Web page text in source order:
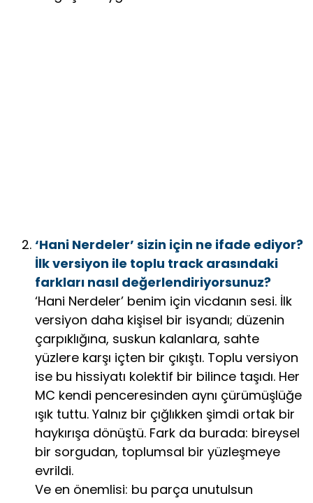
‘Hani Nerdeler’ sizin için ne ifade ediyor?
İlk versiyon ile toplu track arasındaki
farkları nasıl değerlendiriyorsunuz?
‘Hani Nerdeler’ benim için vicdanın sesi. İlk
versiyon daha kişisel bir isyandı; düzenin
çarpıklığına, suskun kalanlara, sahte
yüzlere karşı içten bir çıkıştı. Toplu versiyon
ise bu hissiyatı kolektif bir bilince taşıdı. Her
MC kendi penceresinden aynı çürümüşlüğe
ışık tuttu. Yalnız bir çığlıkken şimdi ortak bir
haykırışa dönüştü. Fark da burada: bireysel
bir sorgudan, toplumsal bir yüzleşmeye
evrildi.
Ve en önemlisi: bu parça unutulsun